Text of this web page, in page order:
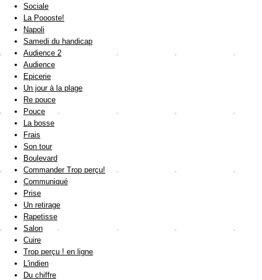
Sociale
La Poooste!
Napoli
Samedi du handicap
Audience 2
Audience
Epicerie
Un jour à la plage
Re pouce
Pouce
La bosse
Frais
Son tour
Boulevard
Commander Trop perçu!
Communiqué
Prise
Un retirage
Rapetisse
Salon
Cuire
Trop perçu ! en ligne
L'indien
Du chiffre